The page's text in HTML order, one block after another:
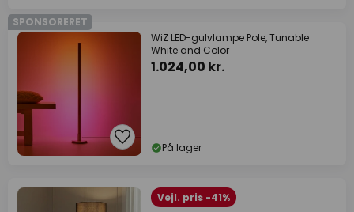
SPONSORERET
WiZ LED-gulvlampe Pole, Tunable
White and Color
1.024,00 kr.
På lager
Vejl. pris -41%